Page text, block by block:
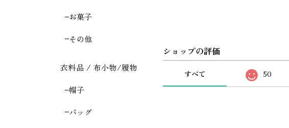
お菓子
その他
衣料品 / 布小物/履物
帽子
バッグ
ショップの評価
すべて 50